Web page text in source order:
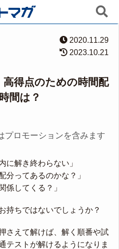
2020.11.29
2023.10.21
高得点のための時間配
間は？
プロモーションを含みます
に解き終わらない」
分ってあるのかな？」
係してくる？」
持ちではないでしょうか？
さえて解けば、解く順番や試
テストが解けるようになりま